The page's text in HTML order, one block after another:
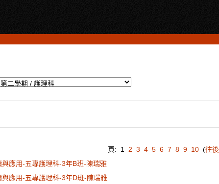
頁: 1 2 3 4 5 6 7 8 9 10(往後
應用-五專護理科-3年B班-陳瑞雅
應用-五專護理科-3年D班-陳瑞雅